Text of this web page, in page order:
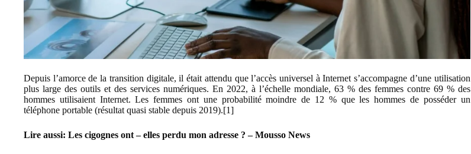
Depuis l’amorce de la transition digitale, il était attendu que l’accès universel à Internet s’accompagne d’une utilisation
plus large des outils et des services numériques. En 2022, à l’échelle mondiale, 63 % des femmes contre 69 % des
hommes utilisaient Internet. Les femmes ont une probabilité moindre de 12 % que les hommes de posséder un
téléphone portable (résultat quasi stable depuis 2019).[1]
Lire aussi: Les cigognes ont – elles perdu mon adresse ? – Mousso News